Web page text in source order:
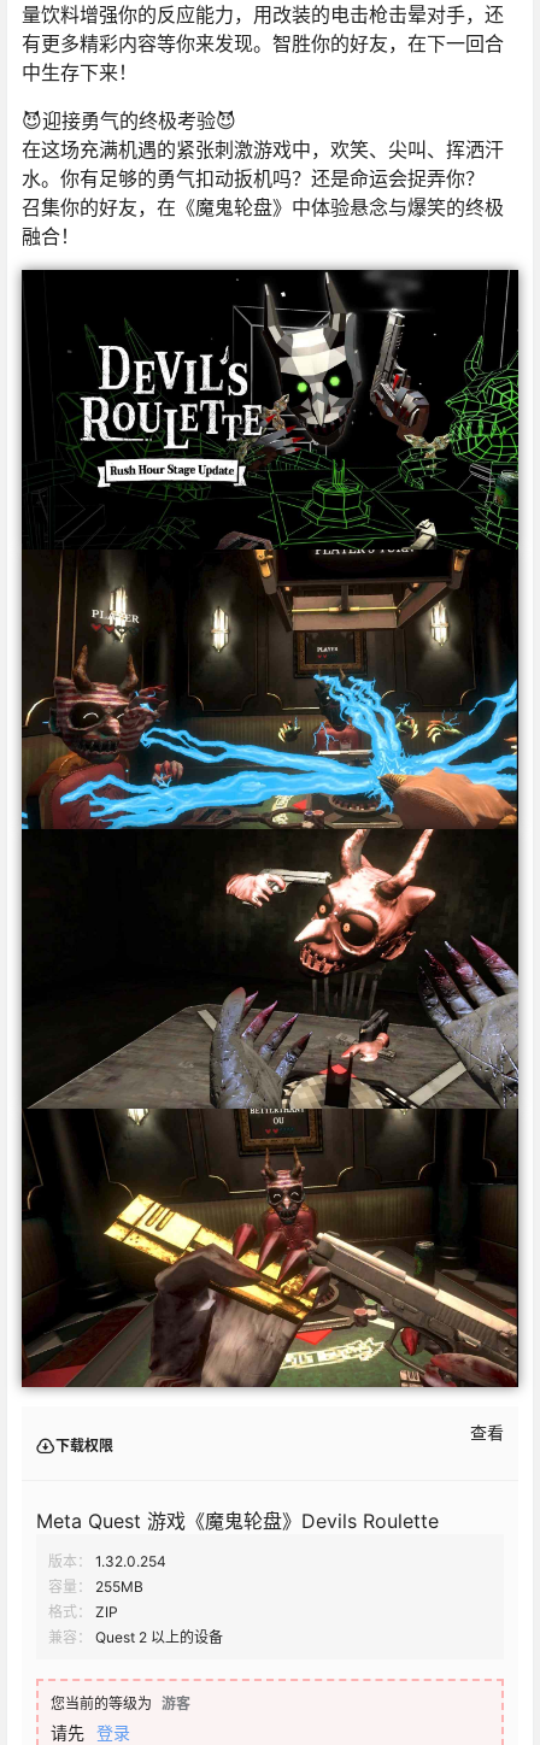
量饮料增强你的反应能力，用改装的电击枪击晕对手，还
有更多精彩内容等你来发现。智胜你的好友，在下一回合
中生存下来！
😈迎接勇气的终极考验😈
在这场充满机遇的紧张刺激游戏中，欢笑、尖叫、挥洒汗
水。你有足够的勇气扣动扳机吗？还是命运会捉弄你？
召集你的好友，在《魔鬼轮盘》中体验悬念与爆笑的终极
融合！
下载权限
查看
Meta Quest 游戏《魔鬼轮盘》Devils Roulette
版本：
1.32.0.254
容量：
255MB
格式：
ZIP
兼容：
Quest 2 以上的设备
您当前的等级为 游客
请先 登录